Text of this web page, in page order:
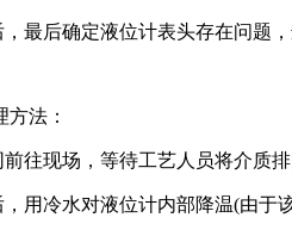
最后确定液位计表头存在问题
法：
往现场，等待工艺人员将介质排
，用冷水对液位计内部降温(由